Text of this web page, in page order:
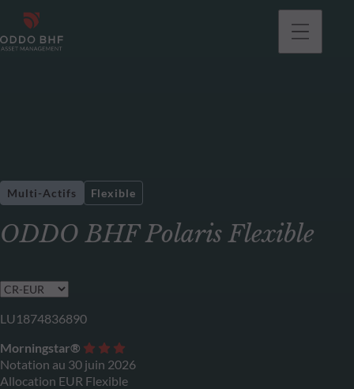
ODDO BHF Polaris Flexible
Multi-Actifs Flexible
LU1874836890
Morningstar®
Notation au 30 juin 2026
Allocation EUR Flexible